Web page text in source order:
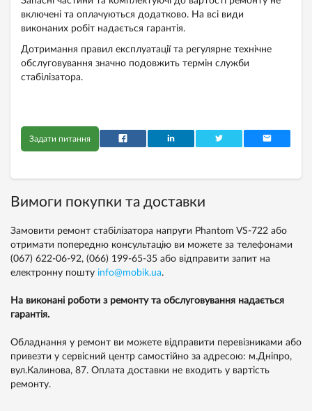
включені та оплачуються додатково. На всі види
виконаних робіт надається гарантія.
Дотримання правил експлуатації та регулярне технічне
обслуговування значно подовжить термін служби
стабілізатора.
Задати питання
Вимоги покупки та доставки
Замовити ремонт стабілізатора напруги Phantom VS-722 або
отримати попередню консультацію ви можете за телефонами
(067) 622-06-92, (066) 199-65-35 або відправити запит на
електронну пошту info@mobik.ua.
На виконані роботи з ремонту та обслуговування надається
гарантія.
Обладнання у ремонт ви можете відправити перевізниками або
привезти у сервісний центр самостійно за адресою: м.Дніпро,
вул.Калинова, 87. Оплата доставки не входить у вартість
ремонту.